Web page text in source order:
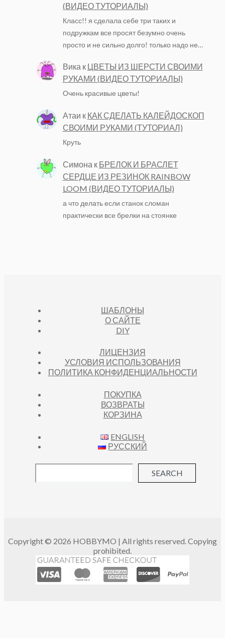
(ВИДЕО ТУТОРИАЛЫ)
Класс!! я сделала себе три таких и
подружкам все просят безумно очень
просто и не сильно долго! только надо не…
Вика к ЦВЕТЫ ИЗ ШЕРСТИ СВОИМИ
РУКАМИ (ВИДЕО ТУТОРИАЛЫ)
Очень красивые цветы!
Атаи к КАК СДЕЛАТЬ КАЛЕЙДОСКОП
СВОИМИ РУКАМИ (ТУТОРИАЛ)
Круть
Симона к БРЕЛОК И БРАСЛЕТ
СЕРДЦЕ ИЗ РЕЗИНОК RAINBOW
LOOM (ВИДЕО ТУТОРИАЛЫ)
а что делать если станок сломан
практически все брелки на стоянке
ШАБЛОНЫ
О САЙТЕ
DIY
ЛИЦЕНЗИЯ
УСЛОВИЯ ИСПОЛЬЗОВАНИЯ
ПОЛИТИКА КОНФИДЕНЦИАЛЬНОСТИ
ПОКУПКА
ВОЗВРАТЫ
КОРЗИНА
ENGLISH
РУССКИЙ
SEARCH
Copyright © 2026 HOBBYMO | All rights reserved. Copying
prohibited.